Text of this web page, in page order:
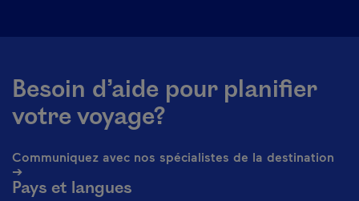
Besoin d’aide pour planifier
votre voyage?
Communiquez avec nos spécialistes de la destination
➔
Pays et langues